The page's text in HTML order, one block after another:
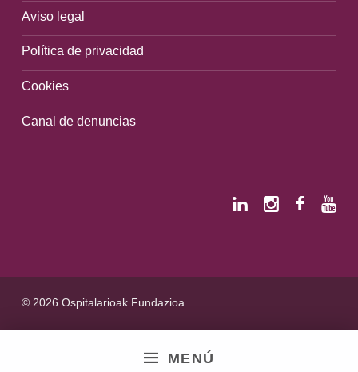
MENÚ
Aviso legal
Política de privacidad
Cookies
Canal de denuncias
© 2026 Ospitalarioak Fundazioa